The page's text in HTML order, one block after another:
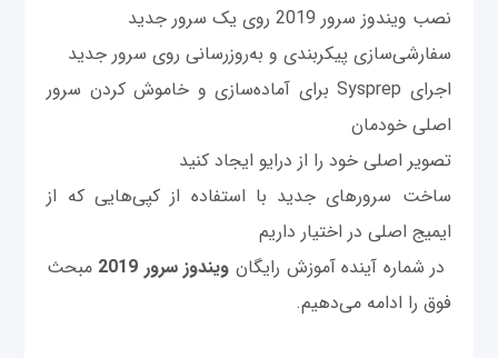
نصب ویندوز سرور 2019 روی یک سرور جدید
سفارشی‌سازی پیکربندی و به‌روز‌رسانی روی سرور جدید
اجرای Sysprep برای آماده‌سازی و خاموش کردن سرور
اصلی خودمان
تصویر اصلی خود را از درایو ایجاد کنید
ساخت سرورهای جدید با استفاده از کپی‌هایی که از
ایمیج اصلی در اختیار داریم
در شماره آینده آموزش رایگان ویندوز سرور 2019 مبحث
فوق را ادامه می‌دهیم.